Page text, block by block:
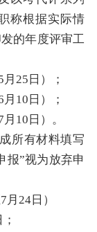
称根据实际情
的年度评审工
月 25 日）；
月 10 日）；
月 10 日）。
所有材料填写
报”视为放弃申
7 月 24日）
；